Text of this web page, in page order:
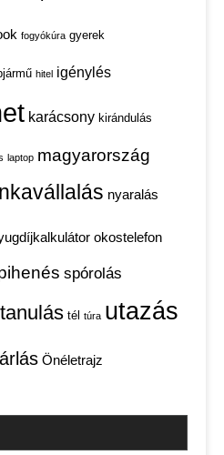
fogyókúra gyerek
hitel igénylés
karácsony kirándulás
laptop magyarország
nyaralás
okostelefon
spórolás
tanulás tél túra utazás
Önéletrajz